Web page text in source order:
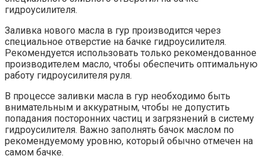
гидроусилителя.
Заливка нового масла в гур производится через
специальное отверстие на бачке гидроусилителя.
Рекомендуется использовать только рекомендованное
производителем масло, чтобы обеспечить оптимальную
работу гидроусилителя руля.
В процессе заливки масла в гур необходимо быть
внимательным и аккуратным, чтобы не допустить
попадания посторонних частиц и загрязнений в систему
гидроусилителя. Важно заполнять бачок маслом по
рекомендуемому уровню, который обычно отмечен на
самом бачке.